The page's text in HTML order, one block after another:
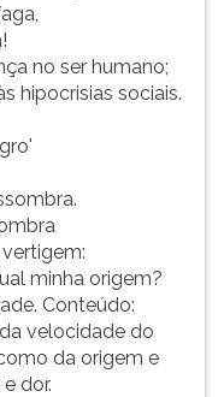
no ser humano;
hipocrisias sociais.
minha origem?
Conteúdo:
velocidade do
da origem e
dor.